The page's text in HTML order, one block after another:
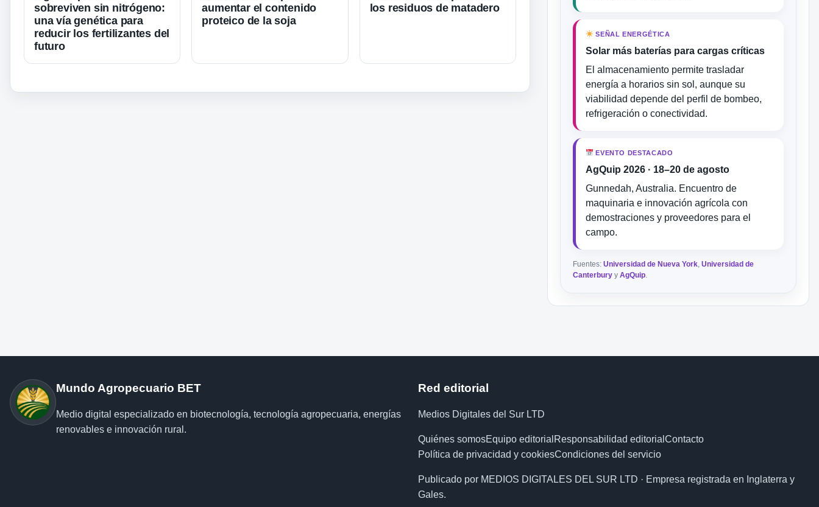
sobreviven sin nitrógeno:
una vía genética para
reducir los fertilizantes del
futuro
aumentar el contenido
proteico de la soja
los residuos de matadero
SEÑAL ENERGÉTICA
Solar más baterías para cargas críticas
El almacenamiento permite trasladar
energía a horarios sin sol, aunque su
viabilidad depende del perfil de bombeo,
refrigeración o conectividad.
EVENTO DESTACADO
AgQuip 2026 · 18–20 de agosto
Gunnedah, Australia. Encuentro de
maquinaria e innovación agrícola con
demostraciones y proveedores para el
campo.
Fuentes: Universidad de Nueva York Universidad de
Canterbury y AgQuip
Mundo Agropecuario BET
Medio digital especializado en biotecnología, tecnología agropecuaria, energías
renovables e innovación rural.
Red editorial
Medios Digitales del Sur LTD
Quiénes somosEquipo editorial Responsabilidad editorial Contacto
Política de privacidad y cookiesCondiciones del servicio
Publicado por MEDIOS DIGITALES DEL SUR LTD · Empresa registrada en Inglaterra y
Gales.